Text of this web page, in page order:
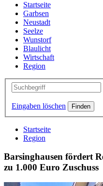
Startseite
Garbsen
Neustadt
Seelze
Wunstorf
Blaulicht
Wirtschaft
Region
Eingaben löschen
Startseite
Region
Barsinghausen fördert
zu 1.000 Euro Zuschuss